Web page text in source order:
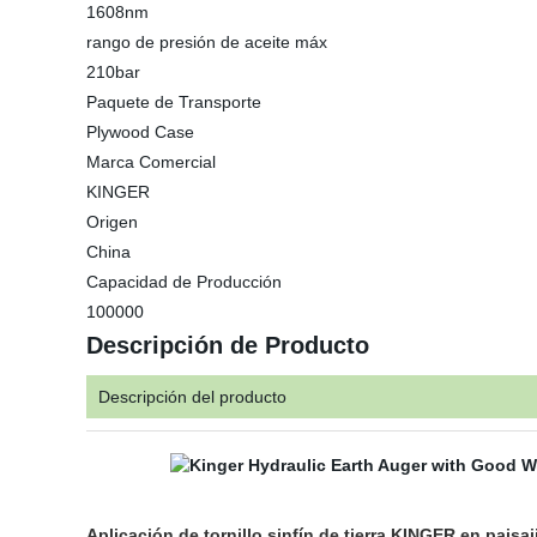
1608nm
rango de presión de aceite máx
210bar
Paquete de Transporte
Plywood Case
Marca Comercial
KINGER
Origen
China
Capacidad de Producción
100000
Descripción de Producto
Descripción del producto